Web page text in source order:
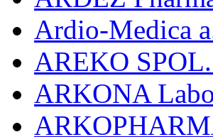
Ardio-Medica
AREKO
ARKONA